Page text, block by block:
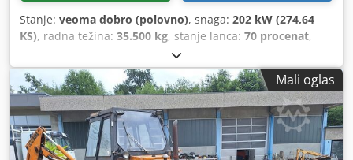
Stanje: veoma dobro (polovno), snaga: 202 kW (274,64
KS), radna težina: 35.500 kg, stanje lanca: 70 procenat,
, radni sati:
klima uređaj, CASE CX330 Godina proizvodnje: 2006 Radni
sati: 9.139 sati Zatvorena kabina Klimatizacija Radio
Centralno podmazivanje Standardna ruka Dužina ruke:
3,30 m Kompletna hidraulička instalacija (za čekić, klešta,
makaze) Cedpszp Rm Refx Am Aoha Brza spojnica OQ80 1
x kašika – širina 800 mm 1 x klešta – funkcionišu, potrebna
Mali oglas